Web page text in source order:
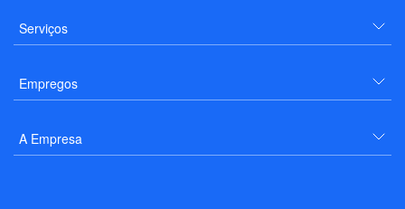
Serviços
Empregos
A Empresa